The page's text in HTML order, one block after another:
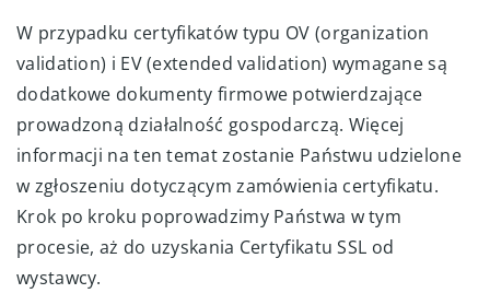
W przypadku certyfikatów typu OV (organization
validation) i EV (extended validation) wymagane są
dodatkowe dokumenty firmowe potwierdzające
prowadzoną działalność gospodarczą. Więcej
informacji na ten temat zostanie Państwu udzielone
w zgłoszeniu dotyczącym zamówienia certyfikatu.
Krok po kroku poprowadzimy Państwa w tym
procesie, aż do uzyskania Certyfikatu SSL od
wystawcy.